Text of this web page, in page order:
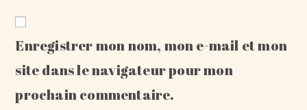
comment
votre
site
Enregistrer mon nom, mon e-mail et mon
site dans le navigateur pour mon
prochain commentaire.